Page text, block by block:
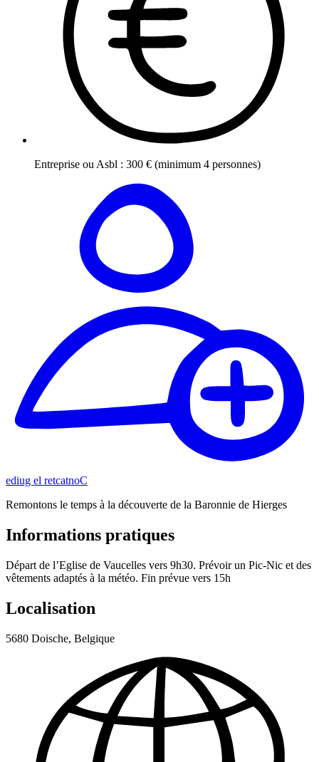
Entreprise ou Asbl : 300 € (minimum 4 personnes)
Contacter le guide
Remontons le temps à la découverte de la Baronnie de Hierges
Informations pratiques
Départ de l’Eglise de Vaucelles vers 9h30. Prévoir un Pic-Nic et des
vêtements adaptés à la météo. Fin prévue vers 15h
Localisation
5680 Doische, Belgique